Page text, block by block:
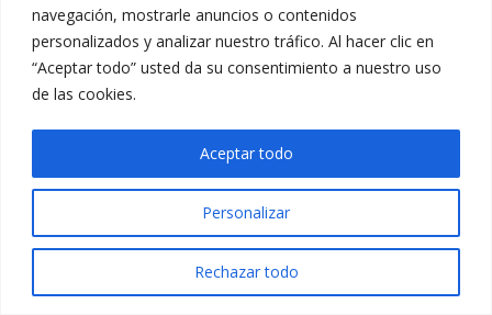
navegación, mostrarle anuncios o contenidos
personalizados y analizar nuestro tráfico. Al hacer clic en
“Aceptar todo” usted da su consentimiento a nuestro uso
de las cookies.
Personalizar
Rechazar todo
Aceptar todo